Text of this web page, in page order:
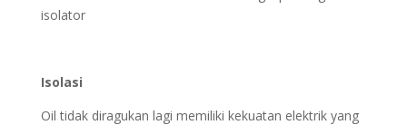
isolator
Isolasi
Oil tidak diragukan lagi memiliki kekuatan elektrik yang